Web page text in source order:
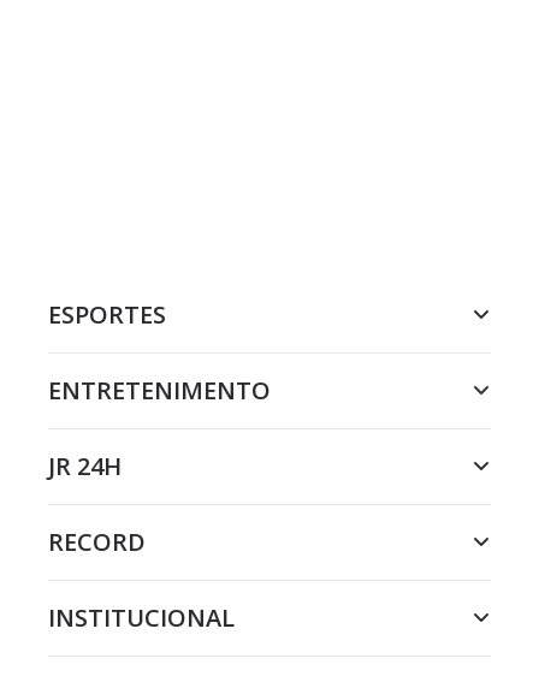
ESPORTES
ENTRETENIMENTO
JR 24H
RECORD
INSTITUCIONAL